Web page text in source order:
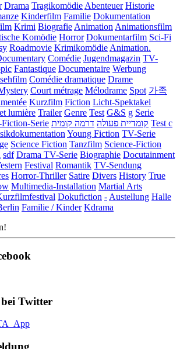
Drama TragikomödieAbenteuer Historie
Kinderfilm Familie Dokumentation
Krimi BiografieAnimationAnimationsfilm
Komödie Horror Dokumentarfilm Sci-Fi
Roadmovie KrimikomödieAnimation.
Comédie Jugendmagazin TV-
Fantastique Documentaire Werbung
Comédie dramatique Drame
Court métrage Mélodrame Spot 가족
Kurzfilm Fiction Licht-Spektakel
lumière Trailer Genre Test G&S g Serie
Serie קומדיית פעולה דרמה קומית
Test c
Young Fiction TV-Serie
Science Fiction Tanzfilm Science-Fiction
sdf Drama TV-Serie Biographie Docutainment
Festival Romantik TV-Sendung
Horror-Thriller Satire Divers History True
Multimedia-Installation Martial Arts
Dokufiction -Austellung Halle
Familie / Kinder Kdrama
Twitter